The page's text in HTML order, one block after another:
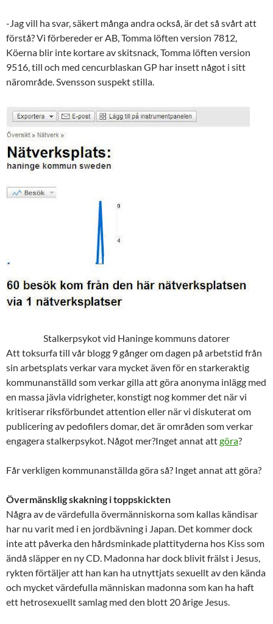
-Jag vill ha svar, säkert många andra också, är det så svårt att
förstå? Vi förbereder er AB, Tomma löften version 7812,
Köerna blir inte kortare av skitsnack, Tomma löften version
9516, till och med cencurblaskan GP har insett något i sitt
närområde. Svensson suspekt stilla.
Stalkerpsykot vid Haninge kommuns datorer
Att toksurfa till vår blogg 9 gånger om dagen på arbetstid från
sin arbetsplats verkar vara mycket även för en starkeraktig
kommunanställd som verkar gilla att göra anonyma inlägg med
en massa jävla vidrigheter, konstigt nog kommer det när vi
kritiserar riksförbundet attention eller när vi diskuterat om
publicering av pedofilers domar, det är områden som verkar
engagera stalkerpsykot. Något mer?Inget annat attgöra?
Får verkligen kommunanställda göra så? Inget annat att göra?
Övermänsklig skakning i toppskickten
Några av de värdefulla övermänniskorna som kallas kändisar
har nu varit med i en jordbävning i Japan. Det kommer dock
inte att påverka den hårdsminkade plattityderna hos Kiss som
ändå släpper en ny CD. Madonna har dock blivit frälst i Jesus,
rykten förtäljer att han kan ha utnyttjats sexuellt av den kända
och mycket värdefulla människan madonna som kan ha haft
ett hetrosexuellt samlag med den blott 20 årige Jesus.